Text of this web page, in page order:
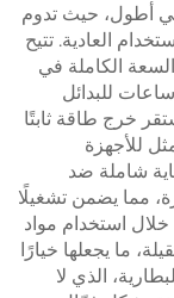
أطول، حيث تدوم
العادية. تتيح
الكاملة في
غضون 2-3 ساعات فقط، بالمقارنة مع 8-10 ساعات للبدائل
خرج طاقة ثابتًا
للأجهزة
شاملة ضد
مما يضمن تشغيلًا
خلال استخدام مواد
ما يجعلها خيارًا
الذي لا